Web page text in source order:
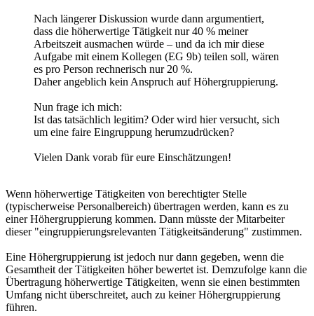
Nach längerer Diskussion wurde dann argumentiert,
dass die höherwertige Tätigkeit nur 40 % meiner
Arbeitszeit ausmachen würde – und da ich mir diese
Aufgabe mit einem Kollegen (EG 9b) teilen soll, wären
es pro Person rechnerisch nur 20 %.
Daher angeblich kein Anspruch auf Höhergruppierung.
Nun frage ich mich:
Ist das tatsächlich legitim? Oder wird hier versucht, sich
um eine faire Eingruppung herumzudrücken?
Vielen Dank vorab für eure Einschätzungen!
Wenn höherwertige Tätigkeiten von berechtigter Stelle
(typischerweise Personalbereich) übertragen werden, kann es zu
einer Höhergruppierung kommen. Dann müsste der Mitarbeiter
dieser "eingruppierungsrelevanten Tätigkeitsänderung" zustimmen.
Eine Höhergruppierung ist jedoch nur dann gegeben, wenn die
Gesamtheit der Tätigkeiten höher bewertet ist. Demzufolge kann die
Übertragung höherwertige Tätigkeiten, wenn sie einen bestimmten
Umfang nicht überschreitet, auch zu keiner Höhergruppierung
führen.